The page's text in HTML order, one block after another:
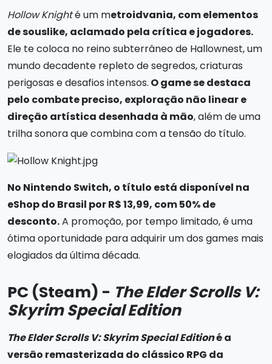
Hollow Knighté um metroidvania, com elementos
de souslike, aclamado pela crítica e jogadores.
Ele te coloca no reino subterrâneo de Hallownest, um
mundo decadente repleto de segredos, criaturas
perigosas e desafios intensos. O game se destaca
pelo combate preciso, exploração não linear e
direção artística desenhada à mão, além de uma
trilha sonora que combina com a tensão do título.
No Nintendo Switch, o título está disponível na
eShop do Brasil por R$ 13,99, com 50% de
desconto.A promoção, por tempo limitado, é uma
ótima oportunidade para adquirir um dos games mais
elogiados da última década.
PC (Steam) - The Elder Scrolls V:
Skyrim Special Edition
The Elder Scrolls V: Skyrim Special Editioné a
versão remasterizada do clássico RPG da